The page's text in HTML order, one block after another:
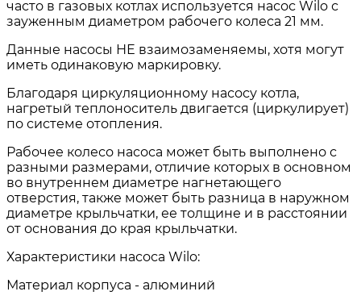
часто в газовых котлах используется насос Wilo с
зауженным диаметром рабочего колеса 21 мм.
Данные насосы НЕ взаимозаменяемы, хотя могут
иметь одинаковую маркировку.
Благодаря циркуляционному насосу котла,
нагретый теплоноситель двигается (циркулирует)
по системе отопления.
Рабочее колесо насоса может быть выполнено с
разными размерами, отличие которых в основном
во внутреннем диаметре нагнетающего
отверстия, также может быть разница в наружном
диаметре крыльчатки, ее толщине и в расстоянии
от основания до края крыльчатки.
Характеристики насоса Wilo:
Материал корпуса - алюминий